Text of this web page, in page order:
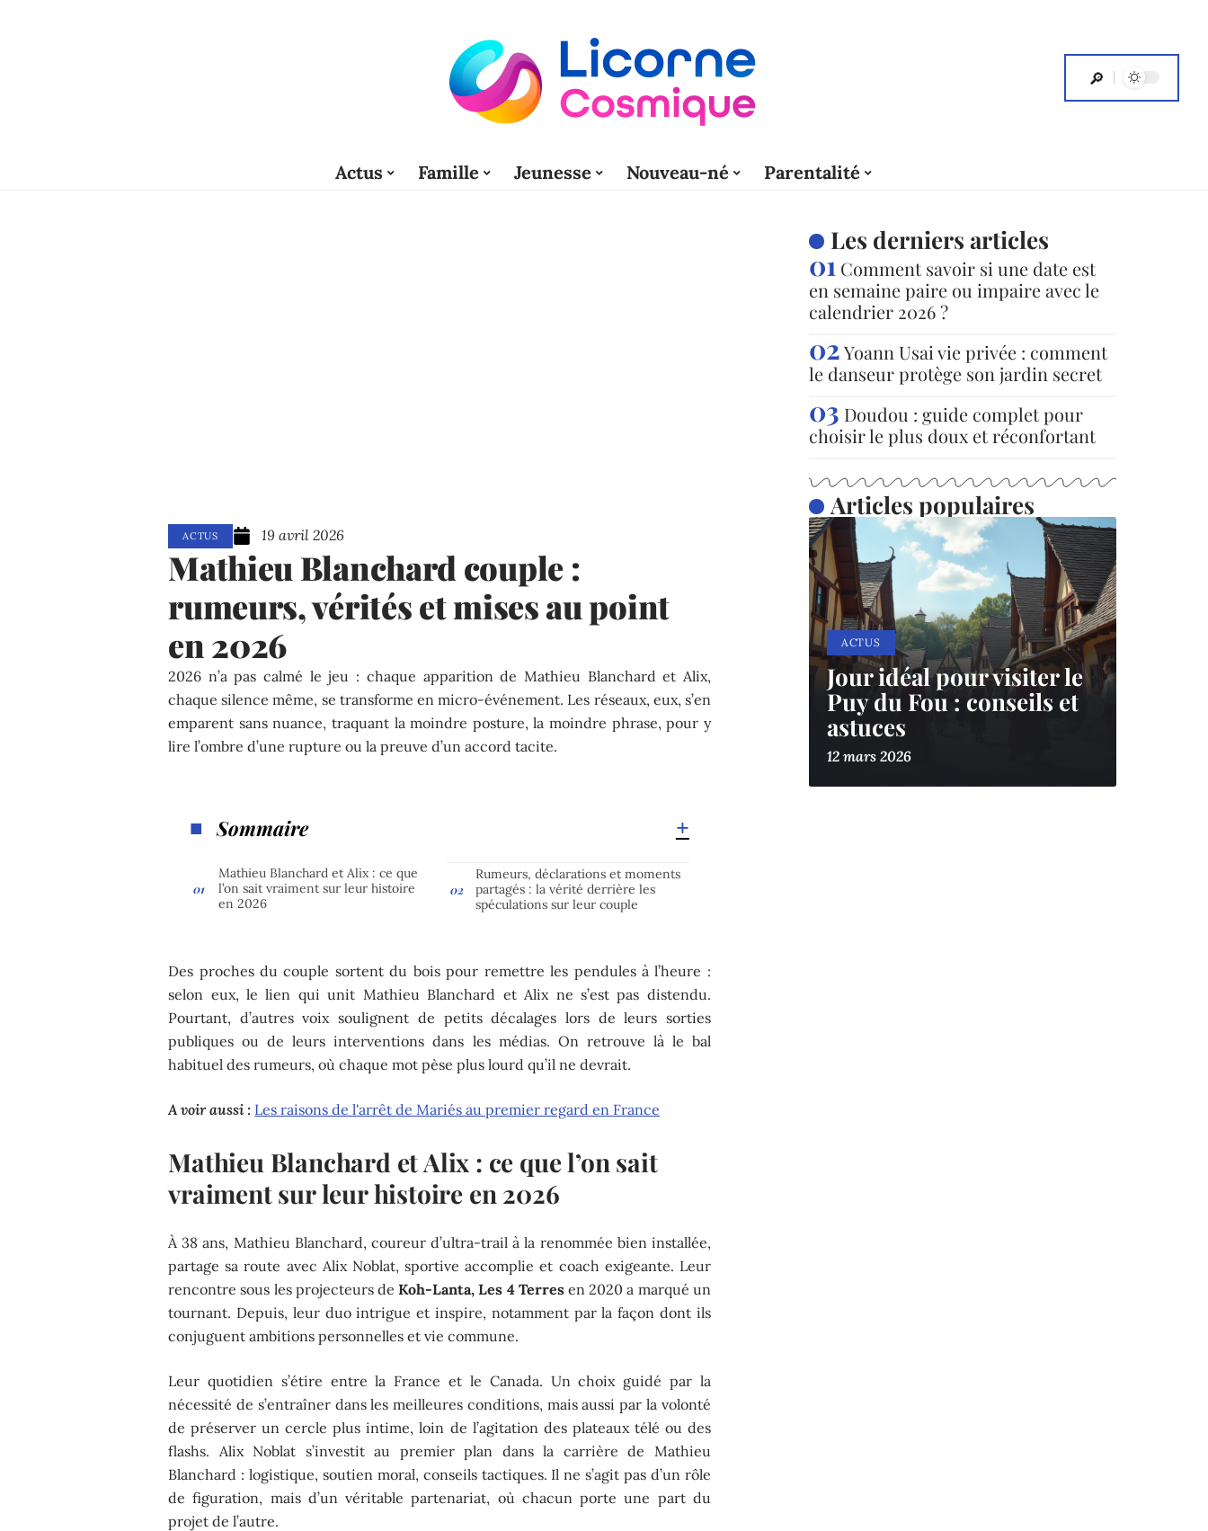
Actus Famille Jeunesse Nouveau-né Parentalité
ACTUS 19 avril 2026
Mathieu Blanchard couple :
rumeurs, vérités et mises au point
en 2026
2026 n’a pas calmé le jeu : chaque apparition de Mathieu Blanchard et Alix,
chaque silence même, se transforme en micro-événement. Les réseaux, eux, s’en
emparent sans nuance, traquant la moindre posture, la moindre phrase, pour y
lire l’ombre d’une rupture ou la preuve d’un accord tacite.
Sommaire
Mathieu Blanchard et Alix : ce que
l’on sait vraiment sur leur histoire
en 2026
Rumeurs, déclarations et moments
partagés : la vérité derrière les
spéculations sur leur couple
Des proches du couple sortent du bois pour remettre les pendules à l’heure :
selon eux, le lien qui unit Mathieu Blanchard et Alix ne s’est pas distendu.
Pourtant, d’autres voix soulignent de petits décalages lors de leurs sorties
publiques ou de leurs interventions dans les médias. On retrouve là le bal
habituel des rumeurs, où chaque mot pèse plus lourd qu’il ne devrait.
A voir aussi : Les raisons de l'arrêt de Mariés au premier regard en France
Mathieu Blanchard et Alix : ce que l’on sait
vraiment sur leur histoire en 2026
À 38 ans, Mathieu Blanchard, coureur d’ultra-trail à la renommée bien installée,
partage sa route avec Alix Noblat, sportive accomplie et coach exigeante. Leur
rencontre sous les projecteurs deKoh-Lanta, Les 4 Terresen 2020 a marqué un
tournant. Depuis, leur duo intrigue et inspire, notamment par la façon dont ils
conjuguent ambitions personnelles et vie commune.
Leur quotidien s’étire entre la France et le Canada. Un choix guidé par la
nécessité de s’entraîner dans les meilleures conditions, mais aussi par la volonté
de préserver un cercle plus intime, loin de l’agitation des plateaux télé ou des
flashs. Alix Noblat s’investit au premier plan dans la carrière de Mathieu
Blanchard : logistique, soutien moral, conseils tactiques. Il ne s’agit pas d’un rôle
de figuration, mais d’un véritable partenariat, où chacun porte une part du
projet de l’autre.
Les derniers articles
Comment savoir si une date est
en semaine paire ou impaire avec le
calendrier 2026 ?
Yoann Usai vie privée : comment
le danseur protège son jardin secret
Doudou : guide complet pour
choisir le plus doux et réconfortant
Articles populaires
ACTUS
Jour idéal pour visiter le
Puy du Fou : conseils et
astuces
12 mars 2026